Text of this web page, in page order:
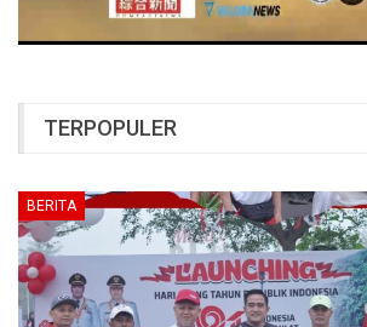
TERPOPULER
BERITA